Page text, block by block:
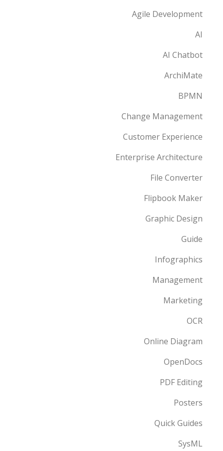
Agile Development
AI
AI Chatbot
ArchiMate
BPMN
Change Management
Customer Experience
Enterprise Architecture
File Converter
Flipbook Maker
Graphic Design
Guide
Infographics
Management
Marketing
OCR
Online Diagram
OpenDocs
PDF Editing
Posters
Quick Guides
SysML